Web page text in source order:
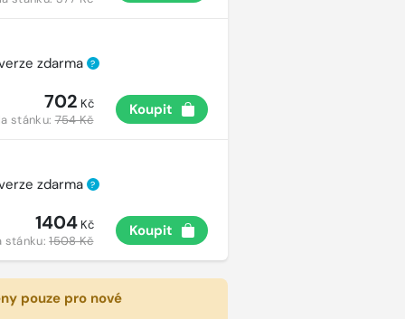
zdarma ?
702 Kč
stánku:754 Kč
Koupit
zdarma ?
1404Kč
stánku:1508 Kč
Koupit
pouze pro nové